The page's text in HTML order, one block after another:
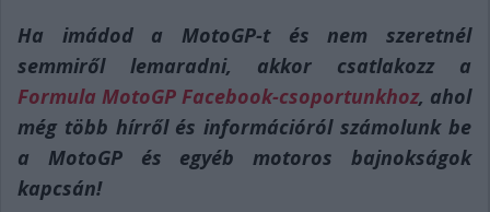
Ha imádod a MotoGP-t és nem szeretnél
semmiről lemaradni, akkor csatlakozz a
Formula MotoGP Facebook-csoportunkhoz, ahol
még több hírről és információról számolunk be
a MotoGP és egyéb motoros bajnokságok
kapcsán!